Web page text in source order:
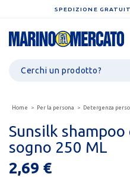
SPEDIZIONE
Home Per la persona Detergenza
Sunsilk
sogno 250 ML
2,69 €